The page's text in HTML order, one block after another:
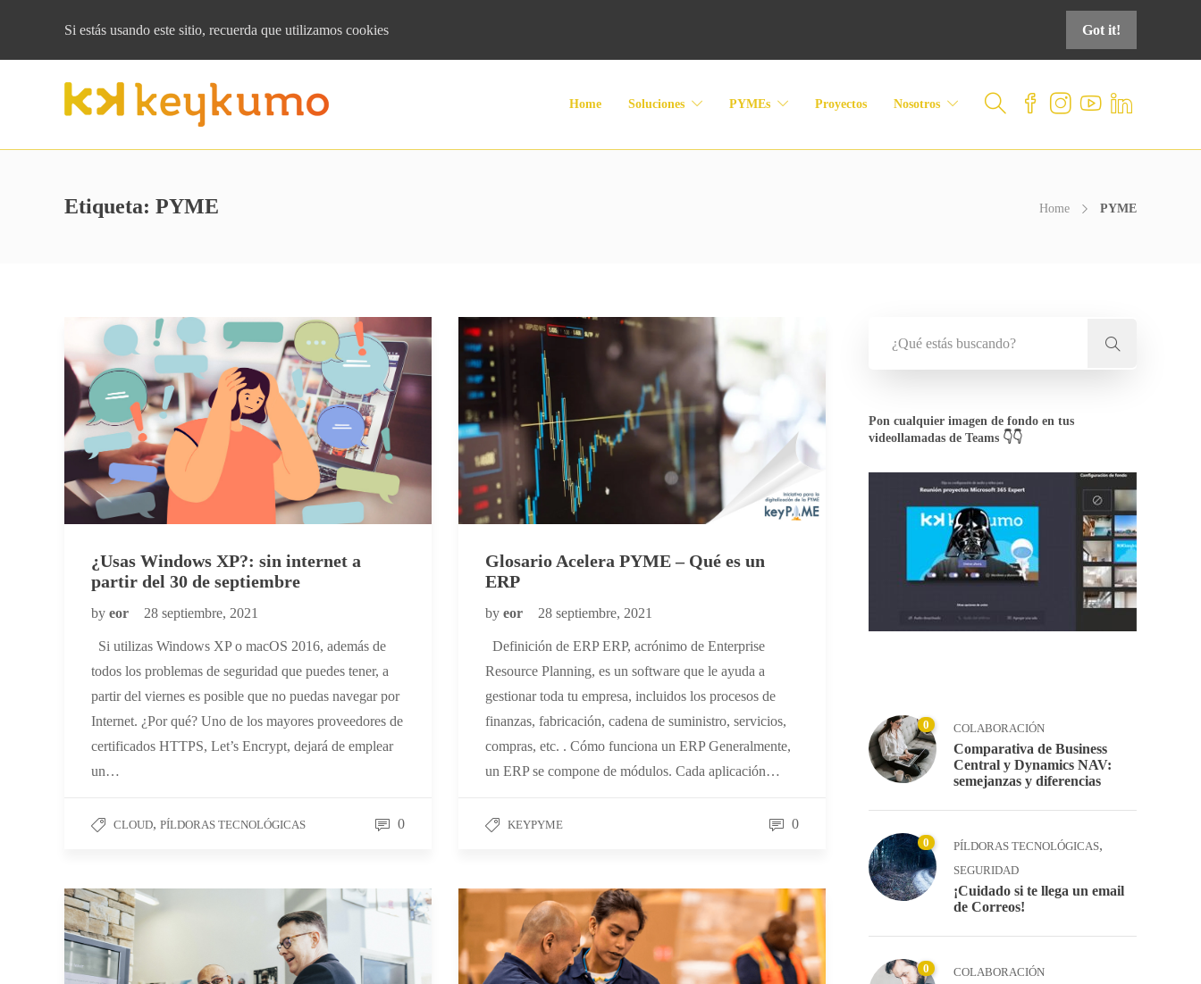
Si estás usando este sitio, recuerda que utilizamos cookies Got it!
Home Soluciones PYMEs Proyectos Nosotros
Etiqueta: PYME Home PYME
¿Usas Windows XP?: sin internet a
partir del 30 de septiembre
by eor 28 septiembre, 2021
Si utilizas Windows XP o macOS 2016, además de
todos los problemas de seguridad que puedes tener, a
partir del viernes es posible que no puedas navegar por
Internet. ¿Por qué? Uno de los mayores proveedores de
certificados HTTPS, Let’s Encrypt, dejará de emplear
un…
CLOUD, PÍLDORAS TECNOLÓGICAS 0
Glosario Acelera PYME – Qué es un
ERP
by eor 28 septiembre, 2021
Definición de ERP ERP, acrónimo de Enterprise
Resource Planning, es un software que le ayuda a
gestionar toda tu empresa, incluidos los procesos de
finanzas, fabricación, cadena de suministro, servicios,
compras, etc. . Cómo funciona un ERP Generalmente,
un ERP se compone de módulos. Cada aplicación…
KEYPYME 0
Pon cualquier imagen de fondo en tus
videollamadas de Teams 👇👇
0 COLABORACIÓN
Comparativa de Business
Central y Dynamics NAV:
semejanzas y diferencias
0 PÍLDORAS TECNOLÓGICAS,
SEGURIDAD
¡Cuidado si te llega un email
de Correos!
0 COLABORACIÓN